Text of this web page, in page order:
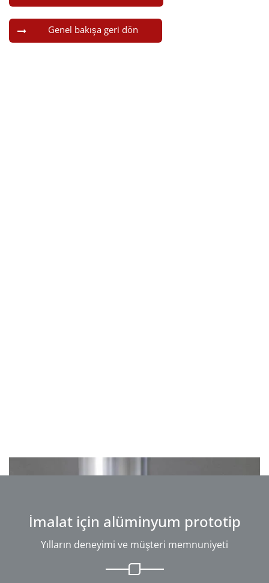
Genel bakışa geri dön
İmalat için alüminyum prototip
Yılların deneyimi ve müşteri memnuniyeti